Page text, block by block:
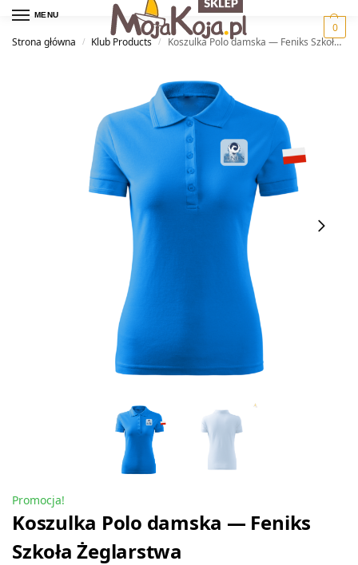
MENU
0
Strona główna
/ Klub Products / Koszulka Polo damska — Feniks Szkoła Żeglarstwa
Promocja!
Koszulka Polo damska — Feniks
Szkoła Żeglarstwa